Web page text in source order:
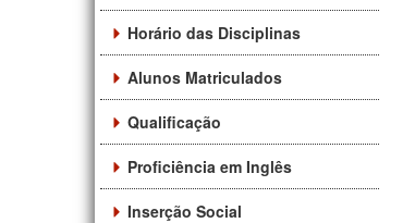
Horário das Disciplinas
Alunos Matriculados
Qualificação
Proficiência em Inglês
Inserção Social